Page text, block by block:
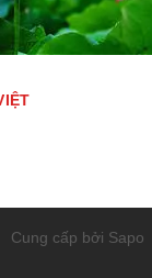
Cung cấp bởi Sapo